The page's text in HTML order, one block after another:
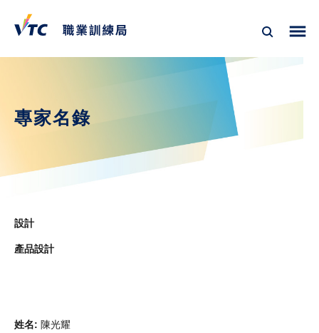
專家名錄
設計
產品設計
姓名: 陳光耀